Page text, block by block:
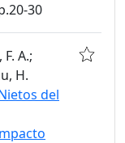
30
A.;
H.
del